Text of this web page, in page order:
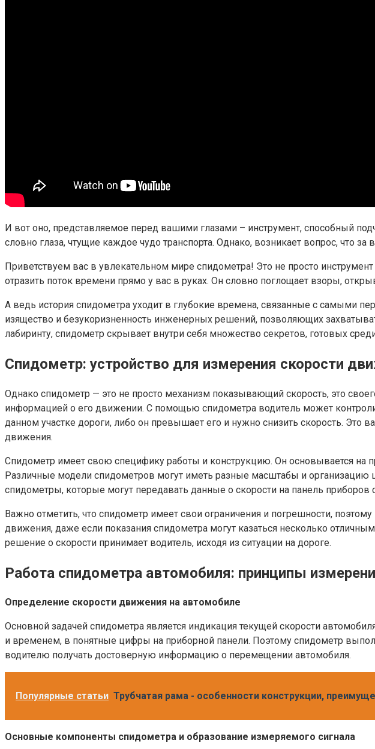
И вот оно, представляемое перед вашими глазами – инструмент, способный
словно глаза, чтущие каждое чудо транспорта. Однако, возникает вопрос, что
Приветствуем вас в увлекательном мире спидометра! Это не просто
отразить поток времени прямо у вас в руках. Он словно поглощает взоры,
А ведь история спидометра уходит в глубокие времена, связанные с самыми
изящество и безукоризненность инженерных решений, позволяющих
лабиринту, спидометр скрывает внутри себя множество секретов, готовых
Спидометр: устройство для измерения скорости
Однако спидометр — это не просто механизм показывающий скорость, это
информацией о его движении. С помощью спидометра водитель может
данном участке дороги, либо он превышает его и нужно снизить скорость. Это
движения.
Спидометр имеет свою специфику работы и конструкцию. Он основывается на
Различные модели спидометров могут иметь разные масштабы и
спидометры, которые могут передавать данные о скорости на панель
Важно отметить, что спидометр имеет свои ограничения и погрешности,
движения, даже если показания спидометра могут казаться несколько
решение о скорости принимает водитель, исходя из ситуации на дороге.
Работа спидометра автомобиля: принципы
Определение скорости движения на автомобиле
Основной задачей спидометра является индикация текущей скорости
и временем, в понятные цифры на приборной панели. Поэтому спидометр
водителю получать достоверную информацию о перемещении автомобиля.
Популярные статьи Трубчатая рама - особенности конструкции,
Основные компоненты спидометра и образование измеряемого сигнала